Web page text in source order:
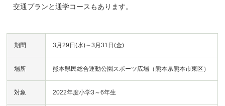
交通プランと通学コースもあります。
期間 3月29日(水)～3月31日(金)
場所 熊本県民総合運動公園スポーツ広場（熊本県熊本市東区）
対象 2022年度小学3～6年生